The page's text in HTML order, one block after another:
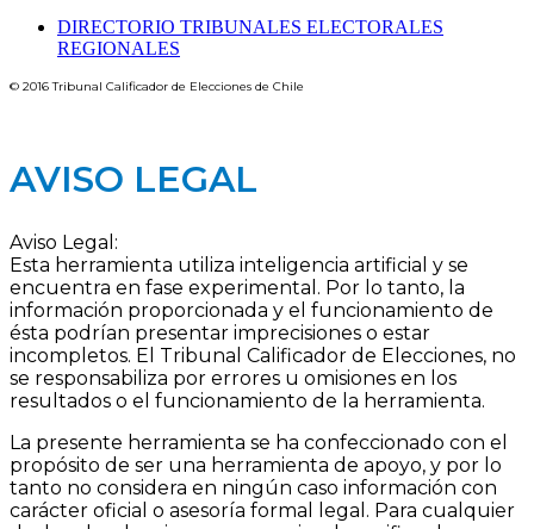
DIRECTORIO TRIBUNALES ELECTORALES
REGIONALES
© 2016 Tribunal Calificador de Elecciones de Chile
AVISO LEGAL
Aviso Legal:
Esta herramienta utiliza inteligencia artificial y se
encuentra en fase experimental. Por lo tanto, la
información proporcionada y el funcionamiento de
ésta podrían presentar imprecisiones o estar
incompletos. El Tribunal Calificador de Elecciones, no
se responsabiliza por errores u omisiones en los
resultados o el funcionamiento de la herramienta.
La presente herramienta se ha confeccionado con el
propósito de ser una herramienta de apoyo, y por lo
tanto no considera en ningún caso información con
carácter oficial o asesoría formal legal. Para cualquier